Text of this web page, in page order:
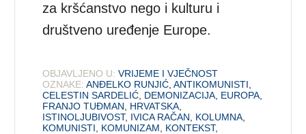
za kršćanstvo nego i kulturu i
društveno uređenje Europe.
OBJAVLJENO U: VRIJEME I VJEČNOST
OZNAKE: ANĐELKO RUNJIĆ,ANTIKOMUNISTI,
CELESTIN SARDELIĆ, DEMONIZACIJA, EUROPA,
FRANJO TUĐMAN, HRVATSKA,
ISTINOLJUBIVOST, IVICA RAČAN, KOLUMNA,
KOMUNISTI, KOMUNIZAM, KONTEKST,